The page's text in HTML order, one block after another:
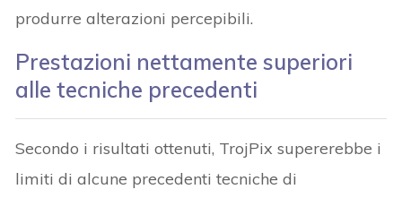
produrre alterazioni percepibili.
Prestazioni nettamente superiori
alle tecniche precedenti
Secondo i risultati ottenuti, TrojPix supererebbe i
limiti di alcune precedenti tecniche di